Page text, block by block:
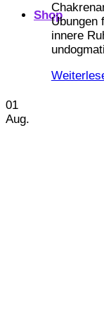
ShopÜbungen
innere
01
Aug.